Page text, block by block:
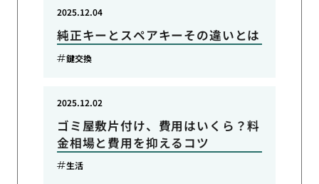
純正キーとスペアキーその違いとは
2025.12.04
鍵交換
ゴミ屋敷片付け、費用はいくら？料
金相場と費用を抑えるコツ
2025.12.02
生活